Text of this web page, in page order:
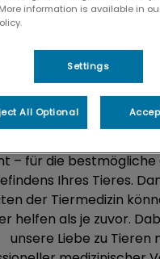
fachlich
Tierarztpraxis bietet
– für die bestmögliche
Ihres Tieres.
der Tiermedizin
helfen als je zuvor.
unsere Liebe zu Tieren
information is available in
Settings
All Optional